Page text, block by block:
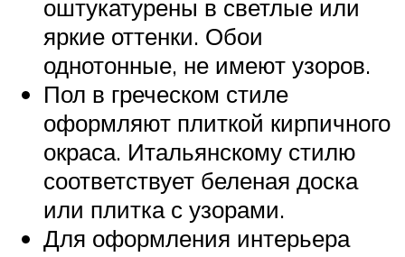
оштукатурены в светлые или
яркие оттенки. Обои
однотонные, не имеют узоров.
Пол в греческом стиле
оформляют плиткой кирпичного
окраса. Итальянскому стилю
соответствует беленая доска
или плитка с узорами.
Для оформления интерьера